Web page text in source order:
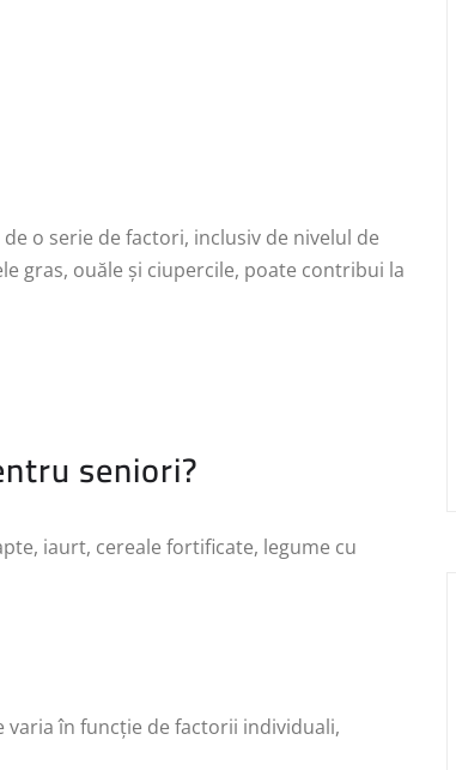
o serie de factori, inclusiv de nivelul de
gras, ouăle și ciupercile, poate contribui la
seniori?
iaurt, cereale fortificate, legume cu
varia în funcție de factorii individuali,